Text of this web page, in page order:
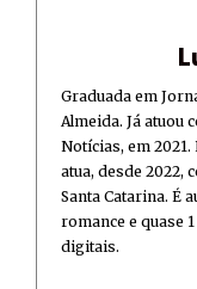
Graduada em
Almeida. Já atuou
Notícias, em 2021.
atua, desde 2022,
Santa Catarina. É
romance e quase
digitais.